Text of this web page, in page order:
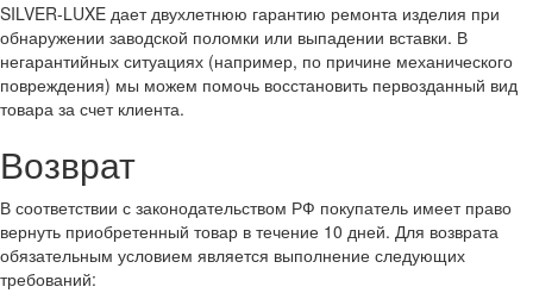
SILVER-LUXE дает двухлетнюю гарантию ремонта изделия при
обнаружении заводской поломки или выпадении вставки. В
негарантийных ситуациях (например, по причине механического
повреждения) мы можем помочь восстановить первозданный вид
товара за счет клиента.
Возврат
В соответствии с законодательством РФ покупатель имеет право
вернуть приобретенный товар в течение 10 дней. Для возврата
обязательным условием является выполнение следующих
требований: